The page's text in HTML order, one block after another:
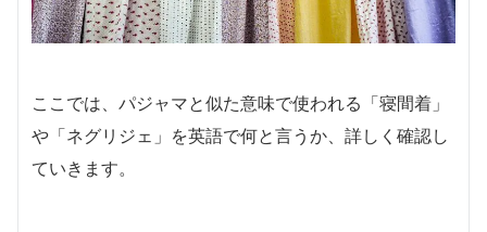
ここでは、パジャマと似た意味で使われる「寝間着」
や「ネグリジェ」を英語で何と言うか、詳しく確認し
ていきます。